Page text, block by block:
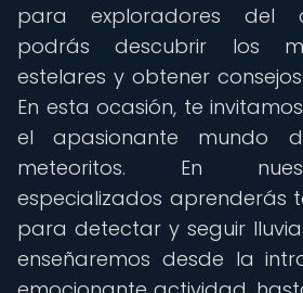
para exploradores del
podrás descubrir los
estelares y obtener
En esta ocasión, te
el apasionante mundo
meteoritos. En
especializados aprenderás
para detectar y seguir
enseñaremos desde la